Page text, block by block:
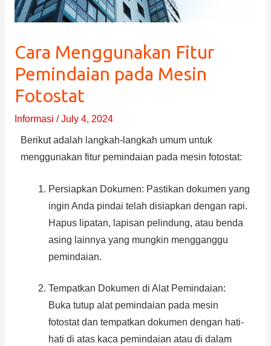
Cara Menggunakan Fitur
Pemindaian pada Mesin
Fotostat
Informasi /July 4, 2024
Berikut adalah langkah-langkah umum untuk
menggunakan fitur pemindaian pada mesin fotostat:
Persiapkan Dokumen: Pastikan dokumen yang
ingin Anda pindai telah disiapkan dengan rapi.
Hapus lipatan, lapisan pelindung, atau benda
asing lainnya yang mungkin mengganggu
pemindaian.
Tempatkan Dokumen di Alat Pemindaian:
Buka tutup alat pemindaian pada mesin
fotostat dan tempatkan dokumen dengan hati-
hati di atas kaca pemindaian atau di dalam